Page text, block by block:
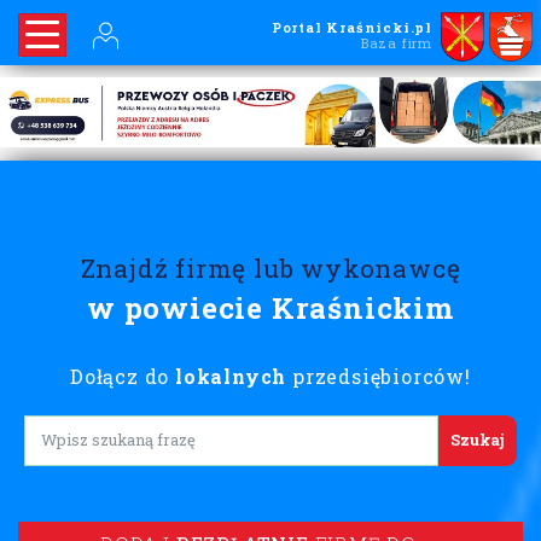
Portal Kraśnicki.pl
Baza firm
Znajdź firmę lub wykonawcę
w powiecie Kraśnickim
Dołącz do lokalnych przedsiębiorców!
Lorem ipsum